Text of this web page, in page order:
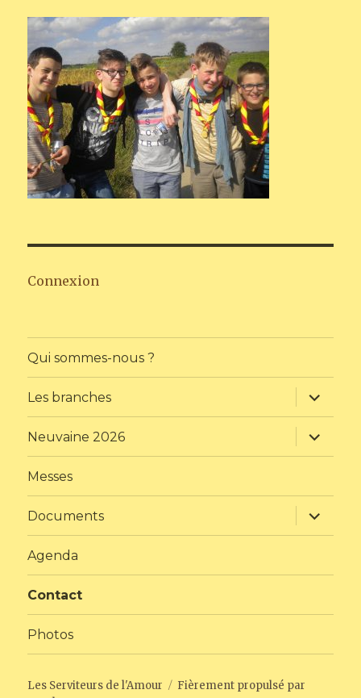
Connexion
Qui sommes-nous ?
Les branches
ouvrir
le
sous-
menu
Neuvaine 2026
ouvrir
le
sous-
Messes
Documents
ouvrir
le
sous-
Agenda
Contact
Photos
Les Serviteurs de l'Amour
Fièrement propulsé par